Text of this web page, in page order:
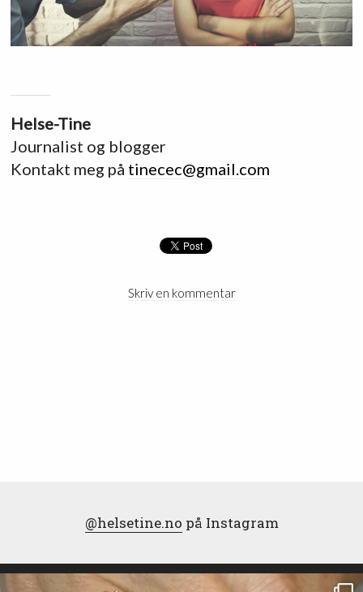
Helse-Tine
Journalist og blogger
Kontakt meg på tinecec@gmail.com
Skriv en kommentar
@helsetine.no på Instagram